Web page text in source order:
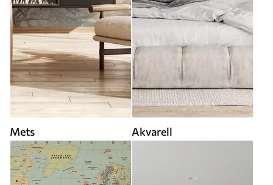
Mets Akvarell